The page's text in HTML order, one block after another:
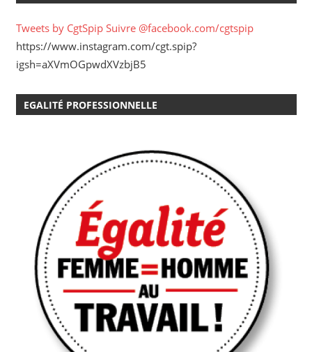
Tweets by CgtSpip Suivre @facebook.com/cgtspip
https://www.instagram.com/cgt.spip?
igsh=aXVmOGpwdXVzbjB5
EGALITÉ PROFESSIONNELLE